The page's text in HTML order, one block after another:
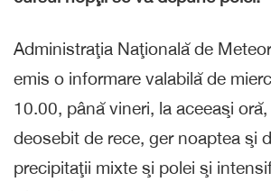
Administraţia Naţională de
emis o informare valabilă de
10.00, până vineri, la aceeaşi
deosebit de rece, ger noaptea şi
precipitaţii mixte şi polei şi